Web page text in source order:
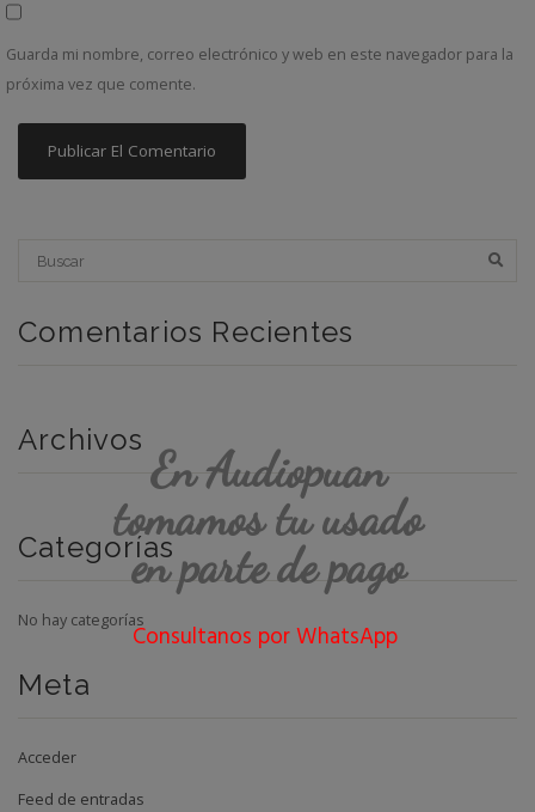
Guarda mi nombre, correo electrónico y web en este navegador para la
próxima vez que comente.
Comentarios Recientes
Archivos
Categorías
No hay categorías
Meta
Acceder
Feed de entradas
En Audiopuan
tomamos tu usado
en parte de pago
Consultanos por WhatsApp